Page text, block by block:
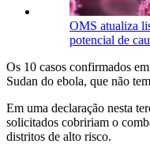
OMS atualiza
potencial de
Os 10 casos confirmados
Sudan do ebola, que não
Em uma declaração nesta
solicitados cobririam o
distritos de alto risco.